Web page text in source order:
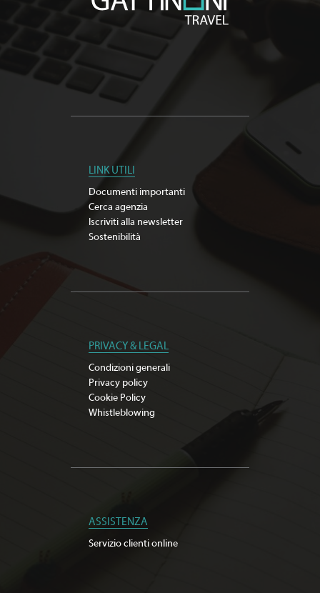
LINK UTILI
Documenti importanti
Cerca agenzia
Iscriviti alla newsletter
Sostenibilità
PRIVACY & LEGAL
Condizioni generali
Privacy policy
Cookie Policy
Whistleblowing
ASSISTENZA
Servizio clienti online